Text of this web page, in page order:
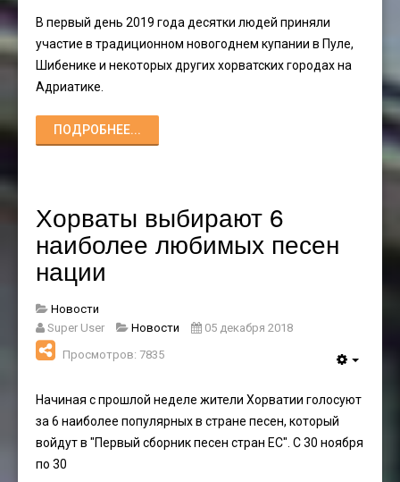
В первый день 2019 года десятки людей приняли
участие в традиционном новогоднем купании в Пуле,
Шибенике и некоторых других хорватских городах на
Адриатике.
ПОДРОБНЕЕ...
Хорваты выбирают 6
наиболее любимых песен
нации
Новости
Super User
Новости
05 декабря 2018
Просмотров: 7835
Начиная с прошлой неделе жители Хорватии голосуют
за 6 наиболее популярных в стране песен, который
войдут в "Первый сборник песен стран ЕС". С 30 ноября
по 30